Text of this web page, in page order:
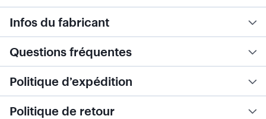
Infos du fabricant
Questions fréquentes
Politique d’expédition
Politique de retour